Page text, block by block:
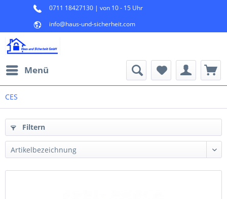
0711 18427130 | von 10 - 15 Uhr
info@haus-und-sicherheit.com
Menü
CES
Filtern